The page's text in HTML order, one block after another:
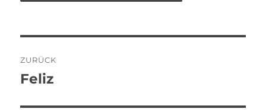
ZURÜCK
Vorheriger
Feliz